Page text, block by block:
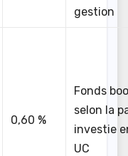
gestion
0,60 %
Fonds
selon la
investie
UC